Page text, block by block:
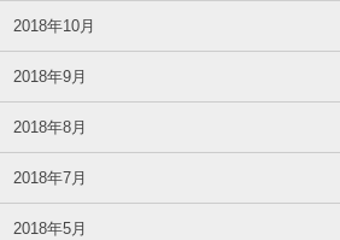
2018年10月
2018年9月
2018年8月
2018年7月
2018年5月